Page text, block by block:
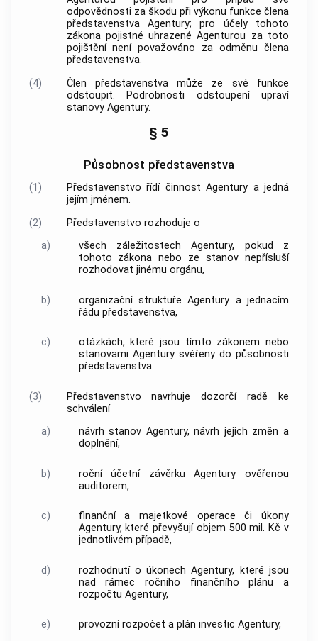
odpovědnosti za škodu při výkonu funkce člena
představenstva Agentury; pro účely tohoto
zákona pojistné uhrazenéAgenturou za toto
pojištění není považováno za odměnu člena
představenstva.
(4)
Člen představenstva může ze své funkce
odstoupit. Podrobnosti odstoupení upraví
stanovy Agentury.
§ 5
Působnost představenstva
(1) Představenstvo řídí činnost Agentury a jedná
jejím jménem.
(2)
Představenstvo rozhoduje o
a)
všech záležitostechAgentury, pokud z
tohoto zákona nebo ze stanov nepřísluší
rozhodovat jinému orgánu,
b) organizační struktuřeAgentury a jednacím
řádu představenstva,
c)
otázkách, které jsou tímto zákonem nebo
stanovami Agenturysvěřeny do působnosti
představenstva.
(3) Představenstvo navrhujedozorčí radě ke
schválení
a)
návrh stanov Agentury, návrh jejich změn a
doplnění,
b) roční účetní závěrkuAgentury ověřenou
auditorem,
c)
finanční a majetkové operace či úkony
Agentury, které převyšují objem 500 mil. Kč v
jednotlivém případě,
d) rozhodnutí o úkonechAgentury, které jsou
nad rámec ročního finančního plánu a
rozpočtu Agentury,
e) provozní rozpočet a plán investic Agentury,